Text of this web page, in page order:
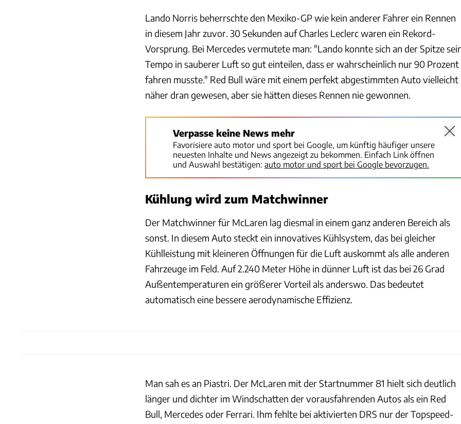
Lando Norris beherrschte den Mexiko-GP wie kein anderer Fahrer ein Rennen
in diesem Jahr zuvor. 30 Sekunden auf Charles Leclerc waren ein Rekord-
Vorsprung. Bei Mercedes vermutete man: "Lando konnte sich an der Spitze
Tempo in sauberer Luft so gut einteilen, dass er wahrscheinlich nur 90 Prozent
fahren musste." Red Bull wäre mit einem perfekt abgestimmten Auto vielleicht
näher dran gewesen, aber sie hätten dieses Rennen nie gewonnen.
Verpasse keine News mehr
Favorisiere auto motor und sport bei Google, um künftig häufiger unsere
neuesten Inhalte und News angezeigt zu bekommen. Einfach Link öffnen
und Auswahl bestätigen: auto motor und sport bei Google bevorzugen.
Kühlung wird zum Matchwinner
Der Matchwinner für McLaren lag diesmal in einem ganz anderen Bereich als
sonst. In diesem Auto steckt ein innovatives Kühlsystem, das bei gleicher
Kühlleistung mit kleineren Öffnungen für die Luft auskommt als alle anderen
Fahrzeuge im Feld. Auf 2.240 Meter Höhe in dünner Luft ist das bei 26 Grad
Außentemperaturen ein größerer Vorteil als anderswo. Das bedeutet
automatisch eine bessere aerodynamische Effizienz.
Man sah es an Piastri. Der McLaren mit der Startnummer 81 hielt sich deutlich
länger und dichter im Windschatten der vorausfahrenden Autos als ein Red
Bull, Mercedes oder Ferrari. Ihm fehlte bei aktivierten DRS nur der Topspeed-